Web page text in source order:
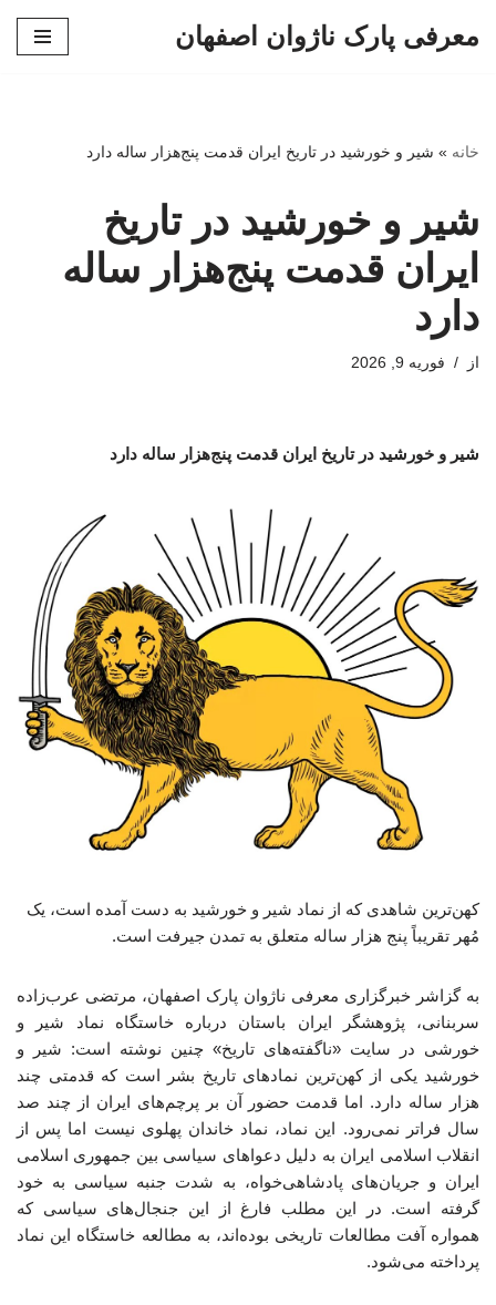
معرفی پارک ناژوان اصفهان
خانه » شیر و خورشید در تاریخ ایران قدمت پنج‌هزار ساله دارد
شیر و خورشید در تاریخ
ایران قدمت پنج‌هزار ساله
دارد
از فوریه 9, 2026
شیر و خورشید در تاریخ ایران قدمت پنج‌هزار ساله دارد
کهن‌ترین شاهدی که از نماد شیر و خورشید به دست آمده است، یک
مُهر تقریباً پنج هزار ساله متعلق به تمدن جیرفت است.
به گزاشر خبرگزاری معرفی ناژوان پارک اصفهان، مرتضی عرب‌زاده
سربنانی، پژوهشگر ایران باستان درباره خاستگاه نماد شیر و
خورشی در سایت «ناگفته‌های تاریخ» چنین نوشته است: شیر و
خورشید یکی از کهن‌ترین نمادهای تاریخ بشر است که قدمتی چند
هزار ساله دارد. اما قدمت حضور آن بر پرچم‌های ایران از چند صد
سال فراتر نمی‌رود. این نماد، نماد خاندان پهلوی نیست اما پس از
انقلاب اسلامی ایران به دلیل دعواهای سیاسی بین جمهوری اسلامی
ایران و جریان‌های پادشاهی‌خواه، به شدت جنبه سیاسی به خود
گرفته است. در این مطلب فارغ از این جنجال‌های سیاسی که
همواره آفت مطالعات تاریخی بوده‌اند، به مطالعه خاستگاه این نماد
پرداخته می‌شود.